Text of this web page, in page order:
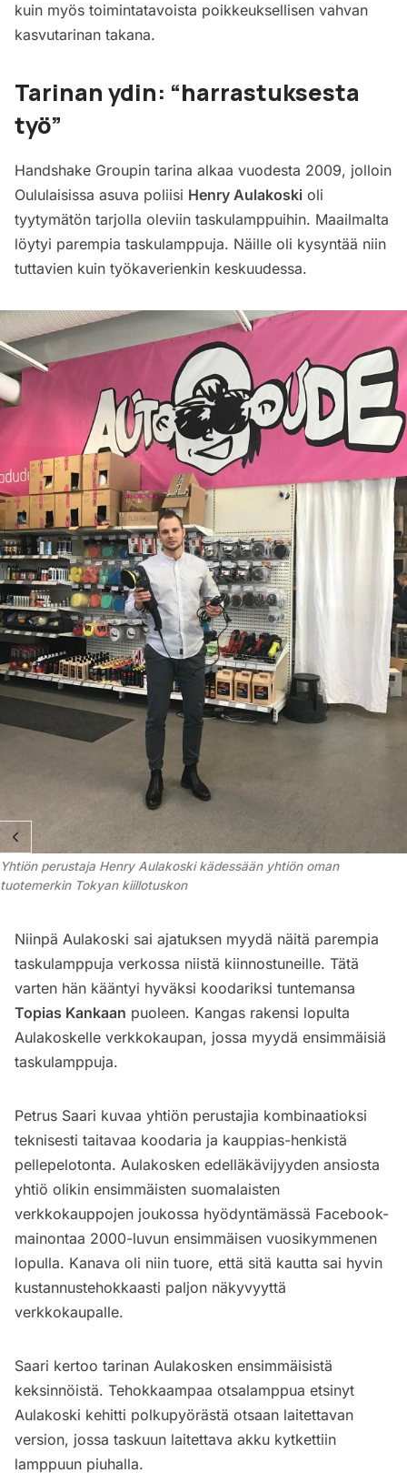
kuin myös toimintatavoista poikkeuksellisen vahvan
kasvutarinan takana.
Tarinan ydin: “harrastuksesta
työ”
Handshake Groupin tarina alkaa vuodesta 2009, jolloin
Oululaisissa asuva poliisi Henry Aulakoski oli
tyytymätön tarjolla oleviin taskulamppuihin. Maailmalta
löytyi parempia taskulamppuja. Näille oli kysyntää niin
tuttavien kuin työkaverienkin keskuudessa.
Yhtiön perustaja Henry Aulakoski kädessään yhtiön oman
tuotemerkin Tokyan kiillotuskon
Niinpä Aulakoski sai ajatuksen myydä näitä parempia
taskulamppuja verkossa niistä kiinnostuneille. Tätä
varten hän kääntyi hyväksi koodariksi tuntemansa
Topias Kankaan puoleen. Kangas rakensi lopulta
Aulakoskelle verkkokaupan, jossa myydä ensimmäisiä
taskulamppuja.
Petrus Saari kuvaa yhtiön perustajia kombinaatioksi
teknisesti taitavaa koodaria ja kauppias-henkistä
pellepelotonta. Aulakosken edelläkävijyyden ansiosta
yhtiö olikin ensimmäisten suomalaisten
verkkokauppojen joukossa hyödyntämässä Facebook-
mainontaa 2000-luvun ensimmäisen vuosikymmenen
lopulla. Kanava oli niin tuore, että sitä kautta sai hyvin
kustannustehokkaasti paljon näkyvyyttä
verkkokaupalle.
Saari kertoo tarinan Aulakosken ensimmäisistä
keksinnöistä. Tehokkaampaa otsalamppua etsinyt
Aulakoski kehitti polkupyörästä otsaan laitettavan
version, jossa taskuun laitettava akku kytkettiin
lamppuun piuhalla.